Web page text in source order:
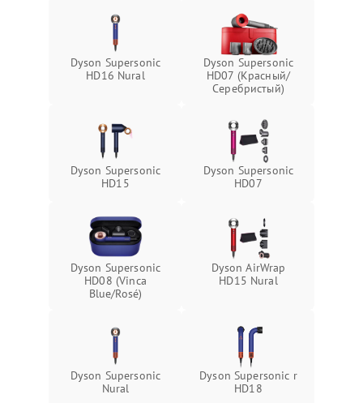
Dyson Supersonic
HD16 Nural
Dyson Supersonic
HD07 (Красный/
Серебристый)
Dyson Supersonic
HD15
Dyson Supersonic
HD07
Dyson Supersonic
HD08 (Vinca
Blue/Rosé)
Dyson AirWrap
HD15 Nural
Dyson Supersonic
Nural
Dyson Supersonic r
HD18